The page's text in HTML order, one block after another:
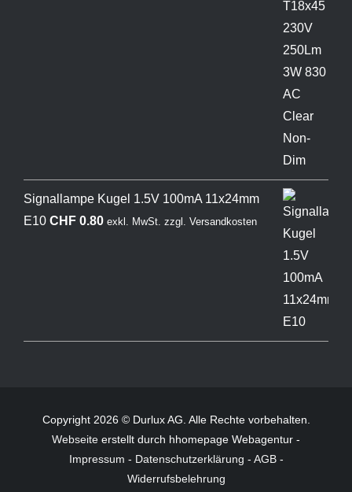
Signallampe Kugel 1.5V 100mA 11x24mm
E10 CHF0.80 exkl. MwSt. zzgl. Versandkosten
Copyright 2026 © Durlux AG. Alle Rechte vorbehalten.
Webseite erstellt durch hhomepage Webagentur -
Impressum - Datenschutzerklärung - AGB-
Widerrufsbelehrung